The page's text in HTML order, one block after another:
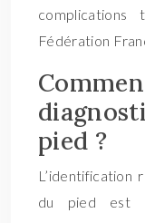
Fédération
pied ?
L’identification
du pied est